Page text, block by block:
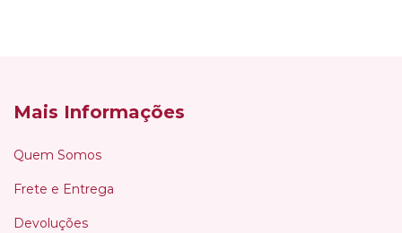
Mais Informações
Quem Somos
Frete e Entrega
Devoluções